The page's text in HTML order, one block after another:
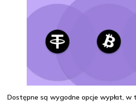
Dostępne są wygodne opcje wypłat, w